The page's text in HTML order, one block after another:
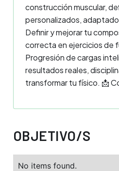
construcción muscular,
personalizados,
Definir y mejorar tu
correcta en ejercicios de
Progresión de cargas
resultados reales,
transformar tu físico. 📩
OBJETIVO/S
No items found.